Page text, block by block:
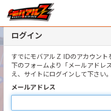
ログイン
すでにモバアルＺ IDのアカウン
下のフォームより「メールアドレ
え、サイトにログインして下さい。
メールアドレス